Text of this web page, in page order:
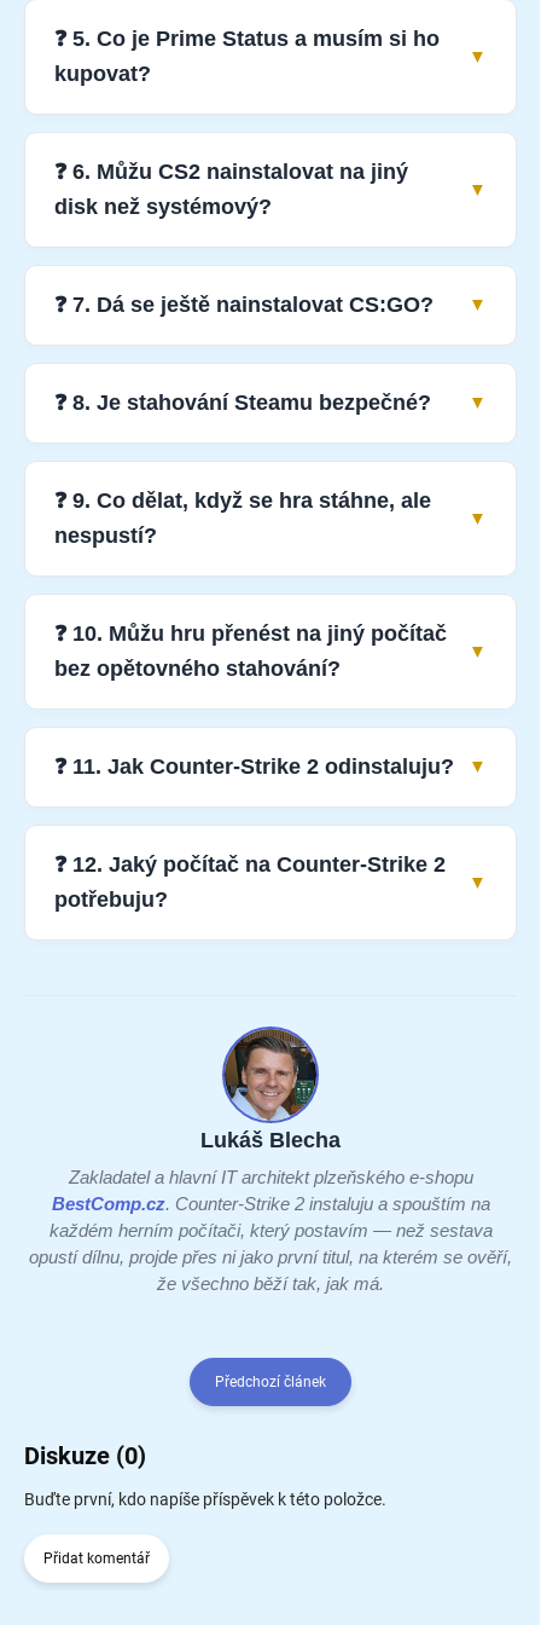
❓ 5. Co je Prime Status a musím si ho
kupovat?
❓ 6. Můžu CS2 nainstalovat na jiný
disk než systémový?
❓ 7. Dá se ještě nainstalovat CS:GO?
❓ 8. Je stahování Steamu bezpečné?
❓ 9. Co dělat, když se hra stáhne, ale
nespustí?
❓ 10. Můžu hru přenést na jiný počítač
bez opětovného stahování?
❓ 11. Jak Counter-Strike 2 odinstaluju?
❓ 12. Jaký počítač na Counter-Strike 2
potřebuju?
Lukáš Blecha
Zakladatel a hlavní IT architekt plzeňského e-shopu
BestComp.cz. Counter-Strike 2 instaluju a spouštím na
každém herním počítači, který postavím — než sestava
opustí dílnu, projde přes ni jako první titul, na kterém se ověří,
že všechno běží tak, jak má.
Předchozí článek
Diskuze (0)
Buďte první, kdo napíše příspěvek k této položce.
Přidat komentář